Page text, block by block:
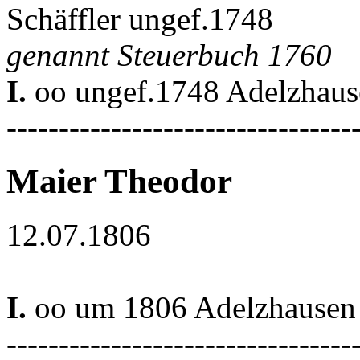
Schäffler ungef.1748
genannt Steuerbuch 1760
I. oo ungef.1748
Maier Theodor
12.07.1806
I. oo um 1806 Adelzhausen